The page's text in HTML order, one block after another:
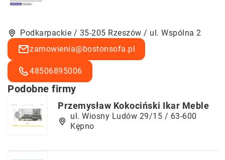
Podkarpackie / 35-205 Rzeszów / ul. Wspólna 2
zamowienia@bostonsofa.pl
48506895006
Podobne firmy
Przemysław Kokociński Ikar Meble
ul. Wiosny Ludów 29/15 / 63-600
Kępno